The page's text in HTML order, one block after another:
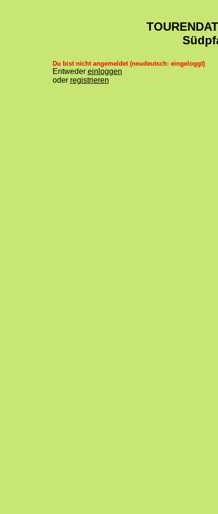
Du bist nicht angemeldet (neudeutsch: eingeloggt)
Entweder einloggen
oder registrieren